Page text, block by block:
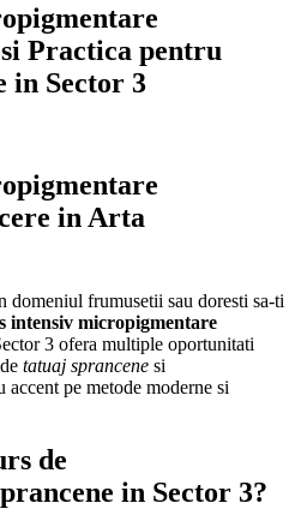
Practica pentru
in Sector 3
in Arta
domeniul frumusetii sau doresti sa-ti
intensiv micropigmentare
3 ofera multiple oportunitati
tatuaj sprancene si
accent pe metode moderne si
de
in Sector 3?